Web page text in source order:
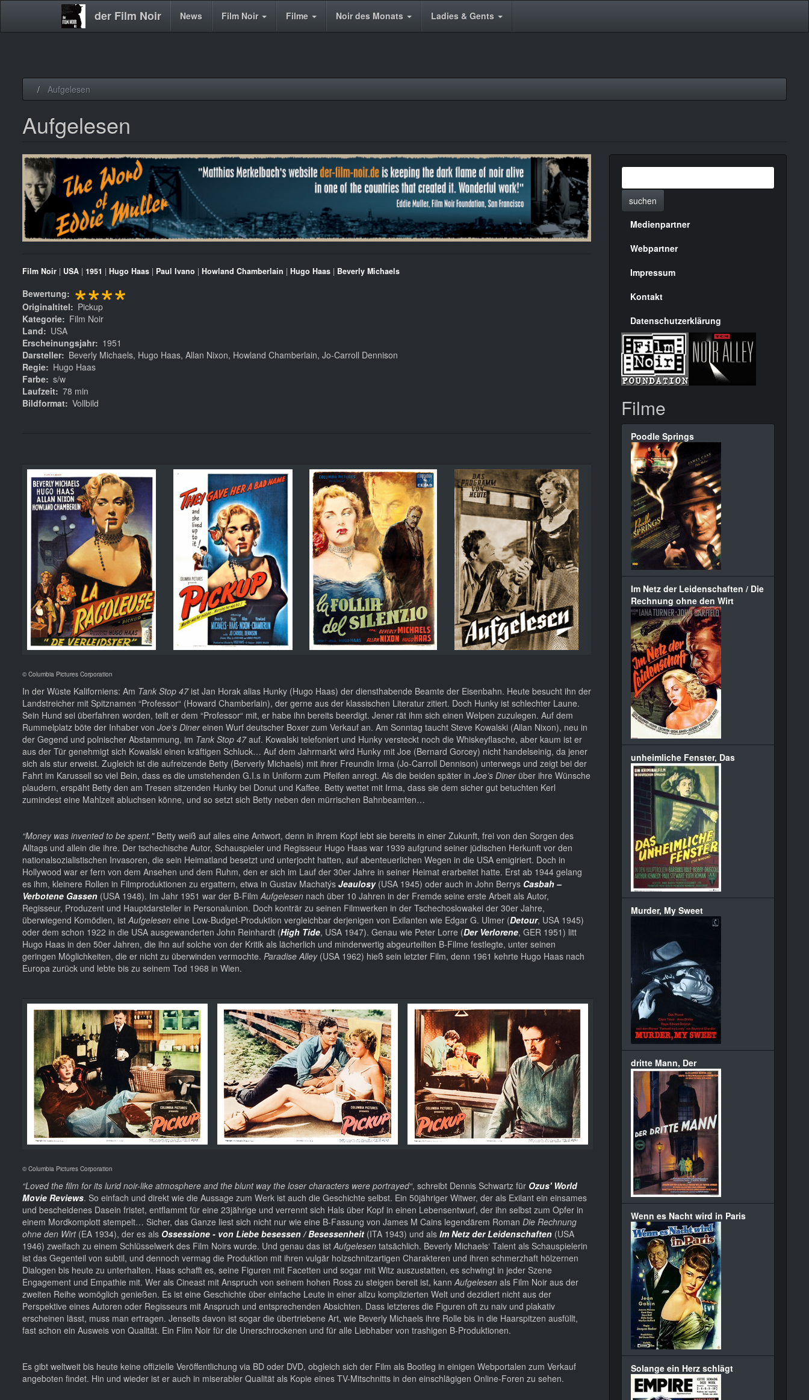
der Film Noir
Main News Film Noir Filme Noir des Monats Ladies & Gents
Aufgelesen
Aufgelesen
Film Noir | USA | 1951 | Hugo Haas | Paul Ivano | Howland Chamberlain | Hugo Haas | Beverly Michaels
Bewertung ****
Originaltitel
Pickup
Kategorie
Film Noir
Land
USA
Erscheinungsjahr
1951
Darsteller
Beverly Michaels, Hugo Haas, Allan Nixon, Howland Chamberlain, Jo-Carroll Dennison
Regie
Hugo Haas
Farbe s/w
Laufzeit 78 min
Bildformat Vollbild
© Columbia Pictures Corporation
In der Wüste Kaliforniens: Am Tank Stop 47ist Jan Horak alias Hunky (Hugo Haas) der diensthabende Beamte der Eisenbahn. Heute besucht ihn der
Landstreicher mit Spitznamen “Professor“ (Howard Chamberlain), der gerne aus der klassischen Literatur zitiert. Doch Hunky ist schlechter Laune.
Sein Hund sei überfahren worden, teilt er dem “Professor“ mit, er habe ihn bereits beerdigt. Jener rät ihm sich einen Welpen zuzulegen. Auf dem
Rummelplatz böte der Inhaber von Joe’s Dinereinen Wurf deutscher Boxer zum Verkauf an. Am Sonntag taucht Steve Kowalski (Allan Nixon), neu in
der Gegend und polnischer Abstammung, im Tank Stop 47auf. Kowalski telefoniert und Hunky versteckt noch die Whiskeyflasche, aber kaum ist er
aus der Tür genehmigt sich Kowalski einen kräftigen Schluck… Auf dem Jahrmarkt wird Hunky mit Joe (Bernard Gorcey) nicht handelseinig, da jener
sich als stur erweist. Zugleich ist die aufreizende Betty (Berverly Michaels) mit ihrer Freundin Irma (Jo-Carroll Dennison) unterwegs und zeigt bei der
Fahrt im Karussell so viel Bein, dass es die umstehenden G.I.s in Uniform zum Pfeifen anregt. Als die beiden später in Joe’s Dinerüber ihre Wünsche
plaudern, erspäht Betty den am Tresen sitzenden Hunky bei Donut und Kaffee. Betty wettet mit Irma, dass sie dem sicher gut betuchten Kerl
zumindest eine Mahlzeit abluchsen könne, und so setzt sich Betty neben den mürrischen Bahnbeamten…
“Money was invented to be spent."Betty weiß auf alles eine Antwort, denn in ihrem Kopf lebt sie bereits in einer Zukunft, frei von den Sorgen des
Alltags und allein die ihre. Der tschechische Autor, Schauspieler und Regisseur Hugo Haas war 1939 aufgrund seiner jüdischen Herkunft vor den
nationalsozialistischen Invasoren, die sein Heimatland besetzt und unterjocht hatten, auf abenteuerlichen Wegen in die USA emigiriert. Doch in
Hollywood war er fern von dem Ansehen und dem Ruhm, den er sich im Lauf der 30er Jahre in seiner Heimat erarbeitet hatte. Erst ab 1944 gelang
es ihm, kleinere Rollen in Filmproduktionen zu ergattern, etwa in Gustav Machatýs Jeaulosy(USA 1945) oder auch in John Berrys Casbah –
Verbotene Gassen (USA 1948). Im Jahr 1951 war der B-Film Aufgelesen nach über 10 Jahren in der Fremde seine erste Arbeit als Autor,
Regisseur, Produzent und Hauptdarsteller in Personalunion. Doch konträr zu seinen Filmwerken in der Tschechoslowakei der 30er Jahre,
überwiegend Komödien, ist Aufgelesen eine Low-Budget-Produktion vergleichbar derjenigen von Exilanten wie Edgar G. Ulmer (Detour, USA 1945)
oder dem schon 1922 in die USA ausgewanderten John Reinhardt (High Tide, USA 1947). Genau wie Peter Lorre (Der Verlorene, GER 1951) litt
Hugo Haas in den 50er Jahren, die ihn auf solche von der Kritik als lächerlich und minderwertig abgeurteilten B-Filme festlegte, unter seinen
geringen Möglichkeiten, die er nicht zu überwinden vermochte. Paradise Alley(USA 1962) hieß sein letzter Film, denn 1961 kehrte Hugo Haas nach
Europa zurück und lebte bis zu seinem Tod 1968 in Wien.
© Columbia Pictures Corporation
“Loved the film for its lurid noir-like atmosphere and the blunt way the loser characters were portrayed“, schreibt Dennis Schwartz für Ozus' World
Movie Reviews. So einfach und direkt wie die Aussage zum Werk ist auch die Geschichte selbst. Ein 50jähriger Witwer, der als Exilant ein einsames
und bescheidenes Dasein fristet, entflammt für eine 23jährige und verrennt sich Hals über Kopf in einen Lebensentwurf, der ihn selbst zum Opfer in
einem Mordkomplott stempelt… Sicher, das Ganze liest sich nicht nur wie eine B-Fassung von James M Cains legendärem Roman Die Rechnung
ohne den Wirt(EA 1934), der es als Ossessione - von Liebe besessen / Besessenheit (ITA 1943) und als Im Netz der Leidenschaften (USA
1946) zweifach zu einem Schlüsselwerk des Film Noirs wurde. Und genau das ist Aufgelesen tatsächlich. Beverly Michaels‘ Talent als Schauspielerin
ist das Gegenteil von subtil, und dennoch vermag die Produktion mit ihren vulgär holzschnitzartigen Charakteren und ihren schmerzhaft hölzernen
Dialogen bis heute zu unterhalten. Haas schafft es, seine Figuren mit Facetten und sogar mit Witz auszustatten, es schwingt in jeder Szene
Engagement und Empathie mit. Wer als Cineast mit Anspruch von seinem hohen Ross zu steigen bereit ist, kann Aufgelesen als Film Noir aus der
zweiten Reihe womöglich genießen. Es ist eine Geschichte über einfache Leute in einer allzu komplizierten Welt und dezidiert nicht aus der
Perspektive eines Autoren oder Regisseurs mit Anspruch und entsprechenden Absichten. Dass letzteres die Figuren oft zu naiv und plakativ
erscheinen lässt, muss man ertragen. Jenseits davon ist sogar die übertriebene Art, wie Beverly Michaels ihre Rolle bis in die Haarspitzen ausfüllt,
fast schon ein Ausweis von Qualität. Ein Film Noir für die Unerschrockenen und für alle Liebhaber von trashigen B-Produktionen.
Es gibt weltweit bis heute keine offizielle Veröffentlichung via BD oder DVD, obgleich sich der Film als Bootleg in einigen Webportalen zum Verkauf
angeboten findet. Hin und wieder ist er auch in miserabler Qualität als Kopie eines TV-Mitschnitts in den einschlägigen Online-Foren zu sehen.
suchen
Menülinks
rechte
Seite
Medienpartner
Webpartner
Impressum
Kontakt
Datenschutzerklärung
Filme
Poodle Springs
Im Netz der Leidenschaften / Die
Rechnung ohne den Wirt
unheimliche Fenster, Das
Murder, My Sweet
dritte Mann, Der
Wenn es Nacht wird in Paris
Solange ein Herz schlägt